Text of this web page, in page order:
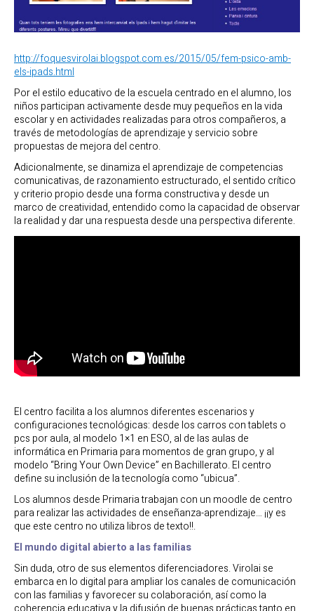
http://foquesvirolai.blogspot.com.es/2015/05/fem-psico-amb-
els-ipads.html
Por el estilo educativo de la escuela centrado en el alumno, los
niños participan activamente desde muy pequeños en la vida
escolar y en actividades realizadas para otros compañeros, a
través de metodologías de aprendizaje y servicio sobre
propuestas de mejora del centro.
Adicionalmente, se dinamiza el aprendizaje de competencias
comunicativas, de razonamiento estructurado, el sentido crítico
y criterio propio desde una forma constructiva y desde un
marco de creatividad, entendido como la capacidad de observar
la realidad y dar una respuesta desde una perspectiva diferente.
El centro facilita a los alumnos diferentes escenarios y
configuraciones tecnológicas: desde los carros con tablets o
pcs por aula, al modelo 1×1 en ESO, al de las aulas de
informática en Primaria para momentos de gran grupo, y al
modelo “Bring Your Own Device” en Bachillerato. El centro
define su inclusión de la tecnología como “ubicua”.
Los alumnos desde Primaria trabajan con un moodle de centro
para realizar las actividades de enseñanza-aprendizaje… ¡¡y es
que este centro no utiliza libros de texto!!.
El mundo digital abierto a las familias
Sin duda, otro de sus elementos diferenciadores. Virolai se
embarca en lo digital para ampliar los canales de comunicación
con las familias y favorecer su colaboración, así como la